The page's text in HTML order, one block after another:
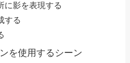
に影を表現する
する
を使用するシーン